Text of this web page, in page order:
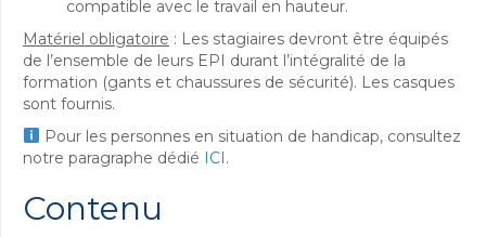
compatible avec le travail en hauteur.
Matériel obligatoire : Les stagiaires devront être équipés
de l’ensemble de leurs EPI durant l’intégralité de la
formation (gants et chaussures de sécurité). Les casques
sont fournis.
Pour les personnes en situation de handicap, consultez
notre paragraphe dédié ICI.
Contenu